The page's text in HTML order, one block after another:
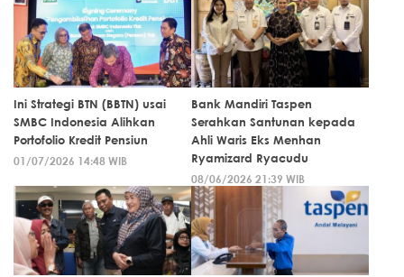
Ini Strategi BTN (BBTN) usai
SMBC Indonesia Alihkan
Portofolio Kredit Pensiun
01/07/2026 14:48 WIB
Bank Mandiri Taspen
Serahkan Santunan kepada
Ahli Waris Eks Menhan
Ryamizard Ryacudu
08/06/2026 21:39 WIB